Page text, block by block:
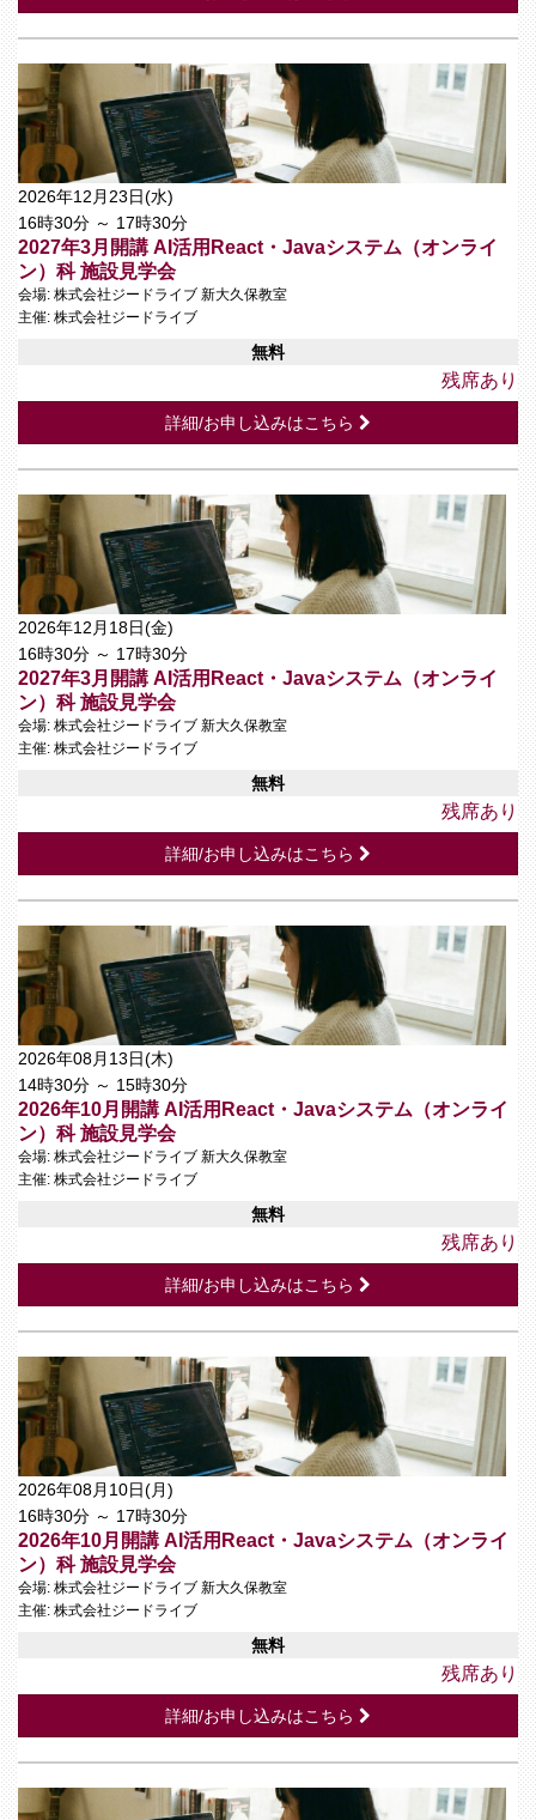
2026年12月23日(水)
16時30分 ～ 17時30分
2027年3月開講 AI活用React・Javaシステム（オンライ
ン）科 施設見学会
会場: 株式会社ジードライブ 新大久保教室
主催: 株式会社ジードライブ
無料
残席あり
詳細/お申し込みはこちら
2026年12月18日(金)
16時30分 ～ 17時30分
2027年3月開講 AI活用React・Javaシステム（オンライ
ン）科 施設見学会
会場: 株式会社ジードライブ 新大久保教室
主催: 株式会社ジードライブ
無料
残席あり
詳細/お申し込みはこちら
2026年08月13日(木)
14時30分 ～ 15時30分
2026年10月開講 AI活用React・Javaシステム（オンライ
ン）科 施設見学会
会場: 株式会社ジードライブ 新大久保教室
主催: 株式会社ジードライブ
無料
残席あり
詳細/お申し込みはこちら
2026年08月10日(月)
16時30分 ～ 17時30分
2026年10月開講 AI活用React・Javaシステム（オンライ
ン）科 施設見学会
会場: 株式会社ジードライブ 新大久保教室
主催: 株式会社ジードライブ
無料
残席あり
詳細/お申し込みはこちら